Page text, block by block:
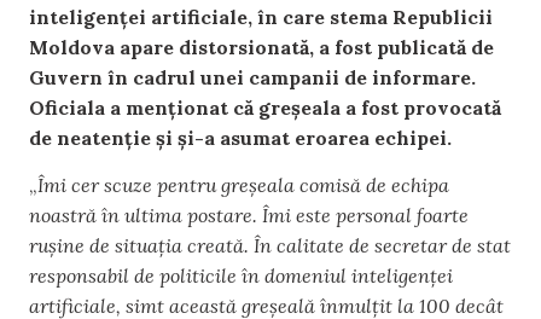
inteligenței artificiale, în care stema Republicii
Moldova apare distorsionată, a fost publicată de
Guvern în cadrul unei campanii de informare.
Oficiala a menționat că greșeala a fost provocată
de neatenție și și-a asumat eroarea echipei.
„Îmi cer scuze pentru greșeala comisă de echipa
noastră în ultima postare. Îmi este personal foarte
rușine de situația creată. În calitate de secretar de stat
responsabil de politicile în domeniul inteligenței
artificiale, simt această greșeală înmulțit la 100 decât